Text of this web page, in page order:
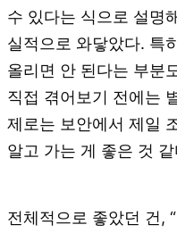
수 있다는 식으로 설명
실적으로 와닿았다. 특
올리면 안 된다는 부분
직접 겪어보기 전에는
제로는 보안에서 제일
알고 가는 게 좋은 것 같
전체적으로 좋았던 건,